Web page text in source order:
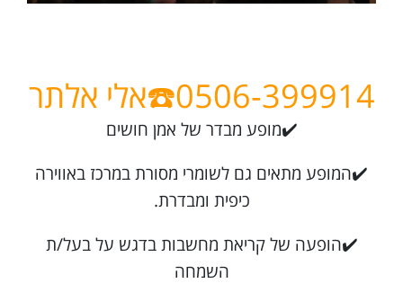
0506-399914☎️אלי אלתר
✔️מופע מבדר של אמן חושים
✔️המופע מתאים גם לשומרי מסורת במרכז באווירה
כיפית ומבדרת.
✔️הופעה של קריאת מחשבות בדגש על בעל/ת
השמחה